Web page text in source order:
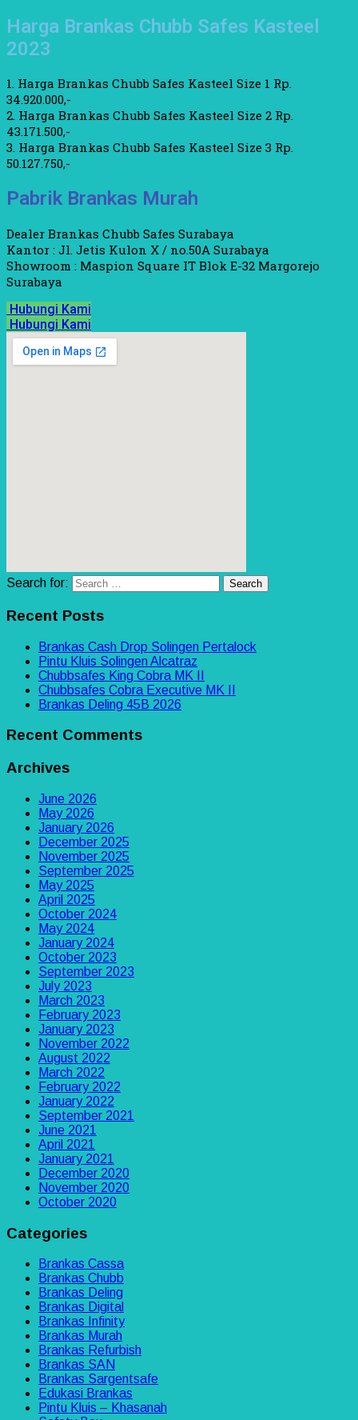
Harga Brankas Chubb Safes Kasteel
2023
1. Harga Brankas Chubb Safes Kasteel Size 1 Rp.
34.920.000,-
2. Harga Brankas Chubb Safes Kasteel Size 2 Rp.
43.171.500,-
3. Harga Brankas Chubb Safes Kasteel Size 3 Rp.
50.127.750,-
Pabrik Brankas Murah
Dealer Brankas Chubb Safes Surabaya
Kantor : Jl. Jetis Kulon X / no.50A Surabaya
Showroom : Maspion Square IT Blok E-32 Margorejo
Surabaya
Hubungi Kami
Hubungi Kami
Search for:
Recent Posts
Brankas Cash Drop Solingen Pertalock
Pintu Kluis Solingen Alcatraz
Chubbsafes King Cobra MK II
Chubbsafes Cobra Executive MK II
Brankas Deling 45B 2026
Recent Comments
Archives
June 2026
May 2026
January 2026
December 2025
November 2025
September 2025
May 2025
April 2025
October 2024
May 2024
January 2024
October 2023
September 2023
July 2023
March 2023
February 2023
January 2023
November 2022
August 2022
March 2022
February 2022
January 2022
September 2021
June 2021
April 2021
January 2021
December 2020
November 2020
October 2020
Categories
Brankas Cassa
Brankas Chubb
Brankas Deling
Brankas Digital
Brankas Infinity
Brankas Murah
Brankas Refurbish
Brankas SAN
Brankas Sargentsafe
Edukasi Brankas
Pintu Kluis – Khasanah